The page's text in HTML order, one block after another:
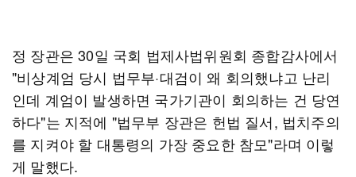
정 장관은 30일 국회 법제사법위원회 종합감사에서
"비상계엄 당시 법무부·대검이 왜 회의했냐고 난리
인데 계엄이 발생하면 국가기관이 회의하는 건 당연
하다"는 지적에 "법무부 장관은 헌법 질서, 법치주의
를 지켜야 할 대통령의 가장 중요한 참모"라며 이렇
게 말했다.